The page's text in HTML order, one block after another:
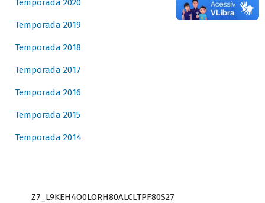
Temporada 2020
Temporada 2019
Temporada 2018
Temporada 2017
Temporada 2016
Temporada 2015
Temporada 2014
Z7_L9KEH4O0LORH80ALCLTPF80S27